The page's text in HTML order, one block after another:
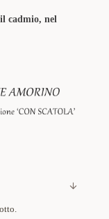
cadmio, nel